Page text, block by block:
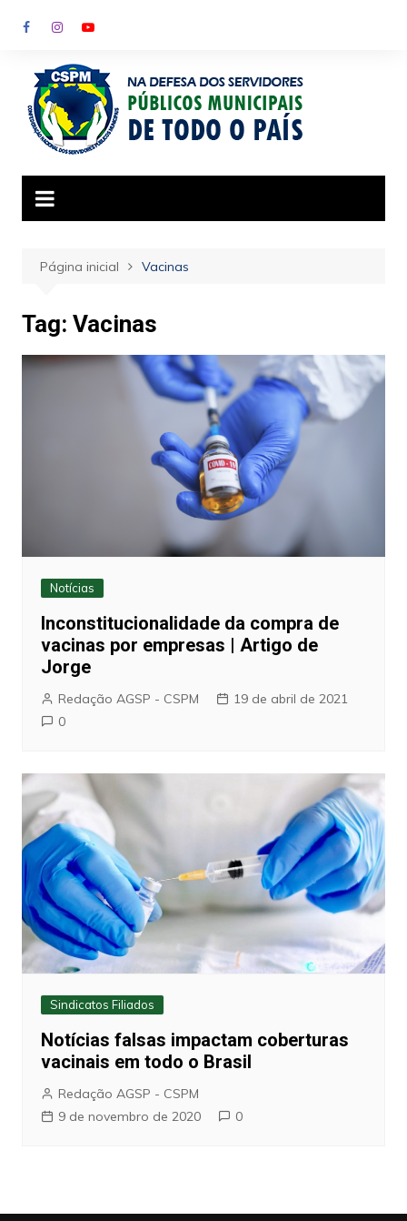
para
conteúdo
Página inicial Vacinas
Tag: Vacinas
Notícias
Inconstitucionalidade da compra de
vacinas por empresas | Artigo de
Jorge
Redação AGSP - CSPM
19 de abril de 2021
0
Sindicatos Filiados
Notícias falsas impactam coberturas
vacinais em todo o Brasil
Redação AGSP - CSPM
9 de novembro de 2020
0